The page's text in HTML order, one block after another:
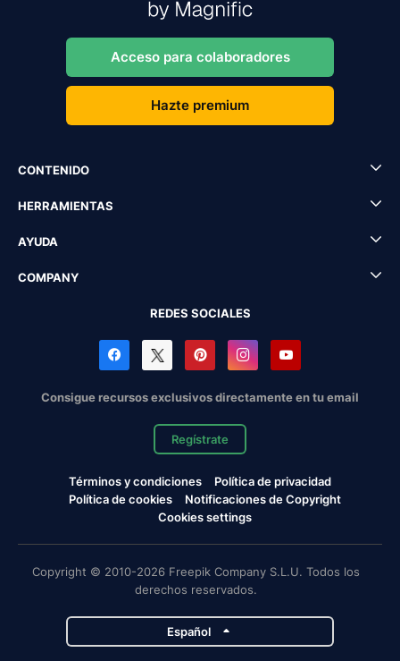
Acceso para colaboradores
Hazte premium
CONTENIDO
HERRAMIENTAS
AYUDA
COMPANY
REDES SOCIALES
Consigue recursos exclusivos directamente en tu email
Regístrate
Términos y condiciones
Política de privacidad
Política de cookies
Notificaciones de Copyright
Cookies settings
Copyright © 2010-2026 Freepik Company S.L.U. Todos los
derechos reservados.
Español